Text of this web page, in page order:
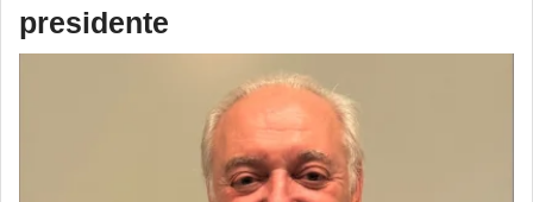
presidente